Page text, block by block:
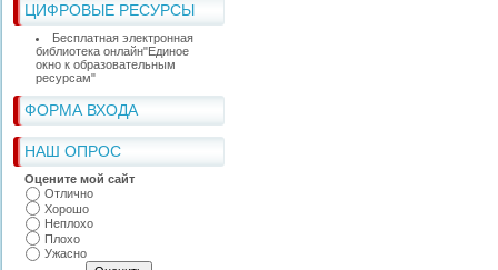
ЦИФРОВЫЕ РЕСУРСЫ
Бесплатная электронная
библиотека онлайн"Единое
окно к образовательным
ресурсам"
ФОРМА ВХОДА
НАШ ОПРОС
Оцените мой сайт
Отлично
Хорошо
Неплохо
Плохо
Ужасно